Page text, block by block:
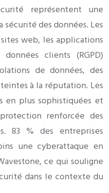
représentent une
des données. Les
web, les applications
clients (RGPD)
de données, des
à la réputation. Les
en plus sophistiquées et
renforcée des
83 % des entreprises
une cyberattaque en
ce qui souligne
dans le contexte du